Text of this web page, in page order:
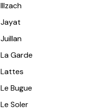
Illzach
Jayat
Juillan
La Garde
Lattes
Le Bugue
Le Soler